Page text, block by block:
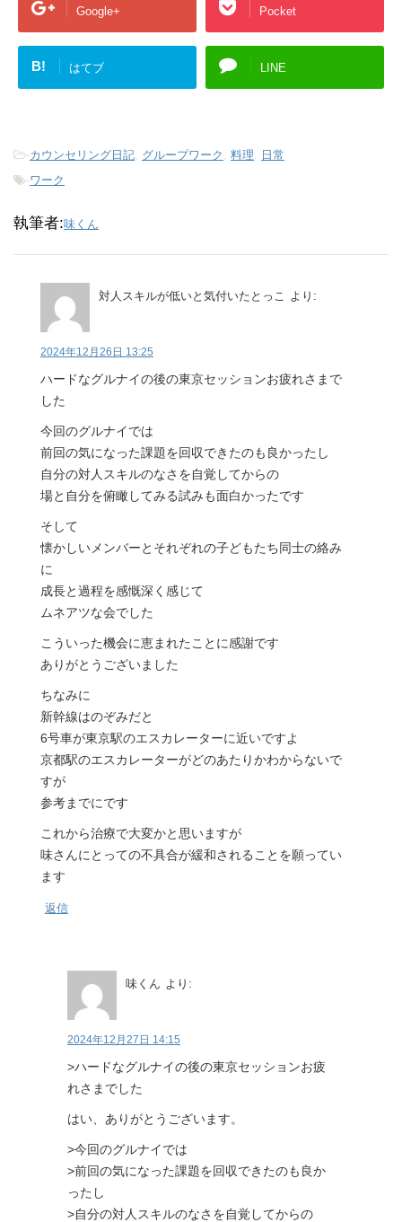
Google+ Pocket
B! はてブ LINE
-カウンセリング日記, グループワーク , 料理, 日常
-ワーク
執筆者:味くん
対人スキルが低いと気付いたとっこ より:
2024年12月26日 13:25
ハードなグルナイの後の東京セッションお疲れさまで
した
今回のグルナイでは
前回の気になった課題を回収できたのも良かったし
自分の対人スキルのなさを自覚してからの
場と自分を俯瞰してみる試みも面白かったです
そして
懐かしいメンバーとそれぞれの子どもたち同士の絡み
に
成長と過程を感慨深く感じて
ムネアツな会でした
こういった機会に恵まれたことに感謝です
ありがとうございました
ちなみに
新幹線はのぞみだと
6号車が東京駅のエスカレーターに近いですよ
京都駅のエスカレーターがどのあたりかわからないで
すが
参考までにです
これから治療で大変かと思いますが
味さんにとっての不具合が緩和されることを願ってい
ます
返信
味くん より:
2024年12月27日 14:15
>ハードなグルナイの後の東京セッションお疲
れさまでした
はい、ありがとうございます。
>今回のグルナイでは
>前回の気になった課題を回収できたのも良か
ったし
>自分の対人スキルのなさを自覚してからの